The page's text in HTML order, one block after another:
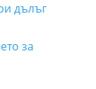
дълъг
за